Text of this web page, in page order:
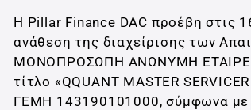
Η Pillar Finance DAC προέβη στις
ανάθεση της διαχείρισης των
ΜΟΝΟΠΡΟΣΩΠΗ ΑΝΩΝΥΜΗ
τίτλο «QQUANT MASTER
ΓΕΜΗ 143190101000, σύμφωνα με